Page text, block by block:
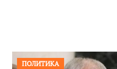
ПОЛИТИКА